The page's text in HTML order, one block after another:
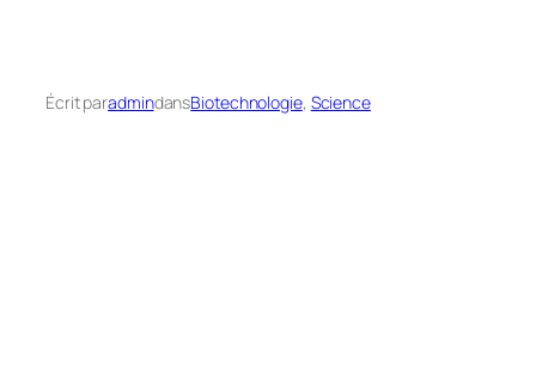
Écrit paradmindansBiotechnologie, Science